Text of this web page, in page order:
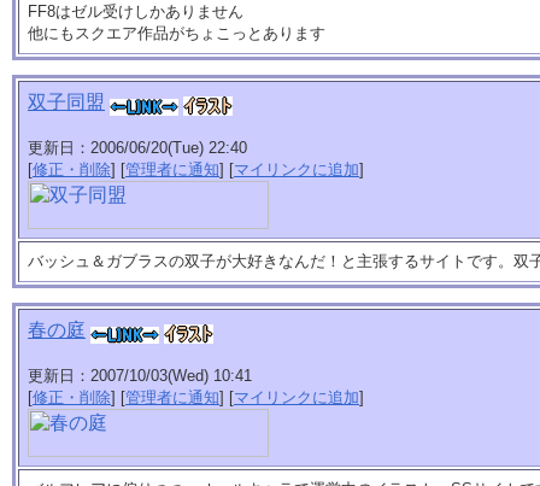
FF8はゼル受けしかありません
他にもスクエア作品がちょこっとあります
双子同盟
更新日：2006/06/20(Tue) 22:40
[修正・削除] [管理者に通知] [マイリンクに追加]
バッシュ＆ガブラスの双子が大好きなんだ！と主張するサイトです。双
春の庭
更新日：2007/10/03(Wed) 10:41
[修正・削除] [管理者に通知] [マイリンクに追加]